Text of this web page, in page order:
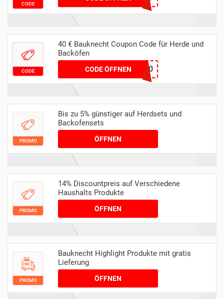
CODE
CODE
40 € Bauknecht Coupon Code für Herde und
Backöfen
CODE ÖFFNENfreitag40
PROMO
Bis zu 5% günstiger auf Herdsets und
Backofensets
ÖFFNEN
PROMO
14% Discountpreis auf Verschiedene
Haushalts Produkte
ÖFFNEN
PROMO
Bauknecht Highlight Produkte mit gratis
Lieferung
ÖFFNEN